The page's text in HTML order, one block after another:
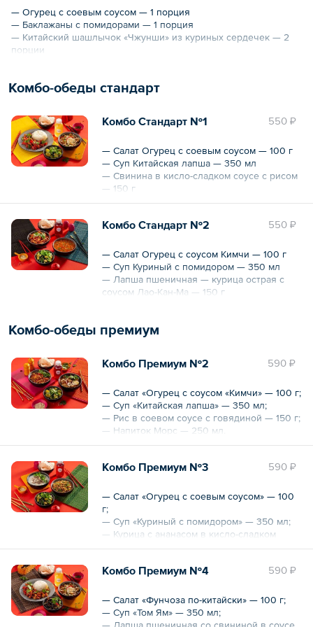
— Огурец с соевым соусом — 1 порция
— Баклажаны с помидорами — 1 порция
— Китайский шашлычок «Чжунши» из куриных сердечек — 2
порции
— Утка по-пекински — 1 порция
Комбо-обеды стандарт
550 ₽
Комбо Стандарт №1
— Салат Огурец с соевым соусом — 100 г
— Суп Китайская лапша — 350 мл
— Свинина в кисло-сладком соусе с рисом
— 150 г
— Напиток холодный Чай от Шефа — 250
Общий объем – 250 мл
550 ₽
Комбо Стандарт №2
— Салат Огурец с соусом Кимчи — 100 г
— Суп Куриный с помидором — 350 мл
— Лапша пшеничная — курица острая с
соусом Лао-Кан-Ма — 150 г
Общий вес – 0.6 кг
Комбо-обеды премиум
590 ₽
Комбо Премиум №2
— Салат «Огурец с соусом «Кимчи» — 100 г;
— Суп «Китайская лапша» — 350 мл;
— Рис в соевом соусе с говядиной — 150 г;
— Напиток Морс — 250 мл.
Общий объем – 250 мл
590 ₽
Комбо Премиум №3
— Салат «Огурец с соевым соусом» — 100
г;
— Суп «Куриный с помидором» — 350 мл;
— Курица с ананасом в кисло-сладком
соусе — 150 г;
мл.
Общий вес – 0.6 кг
Общий объем – 250 мл
590 ₽
Комбо Премиум №4
— Салат «Фунчоза по-китайски» — 100 г;
— Суп «Том Ям» — 350 мл;